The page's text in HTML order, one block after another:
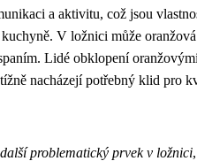
a aktivitu, což jsou
V ložnici může
Lidé obklopení
nacházejí potřebný klid pro
problematický prvek v ložnici